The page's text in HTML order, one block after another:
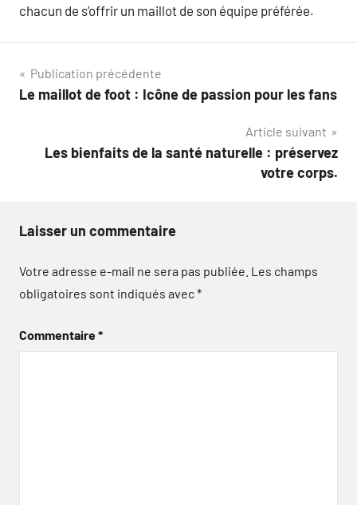
chacun de s’offrir un maillot de son équipe préférée.
Navigation
de
Publication précédente
Le maillot de foot : Icône de passion pour les fans
Article suivant
Les bienfaits de la santé naturelle : préservez
votre corps.
Laisser un commentaire
Votre adresse e-mail ne sera pas publiée. Les champs
obligatoires sont indiqués avec*
Commentaire*